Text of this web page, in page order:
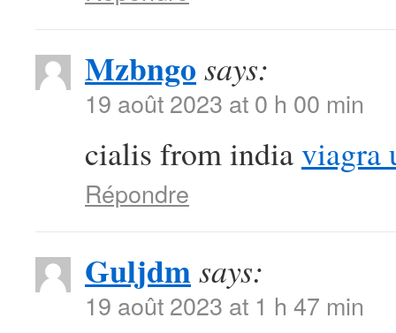
Mzbngo says:
19 août 2023 at 0 h 00 min
cialis from indiaviagra
Répondre
Guljdmsays:
19 août 2023 at 1 h 47 min